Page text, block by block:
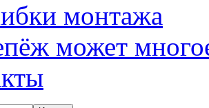
монтажа
может